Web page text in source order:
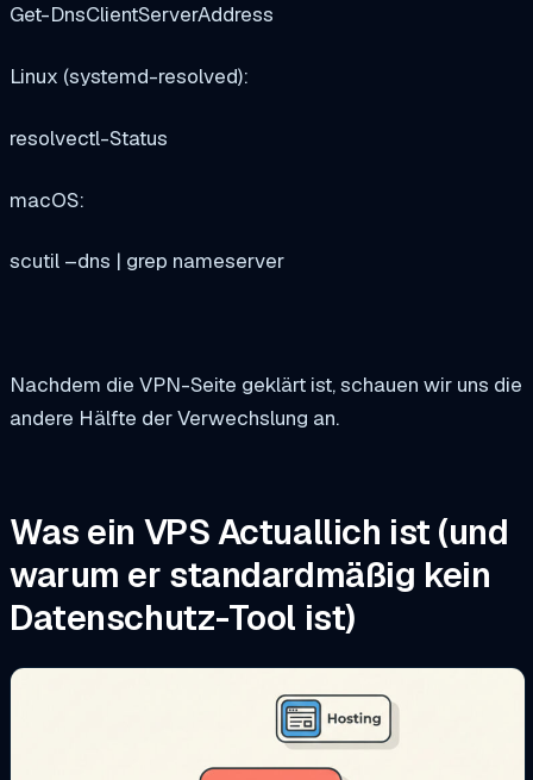
Get-DnsClientServerAddress
Linux (systemd-resolved):
resolvectl-Status
macOS:
scutil –dns | grep nameserver
Nachdem die VPN-Seite geklärt ist, schauen wir uns die
andere Hälfte der Verwechslung an.
Was ein VPS Actuallich ist (und
warum er standardmäßig kein
Datenschutz-Tool ist)